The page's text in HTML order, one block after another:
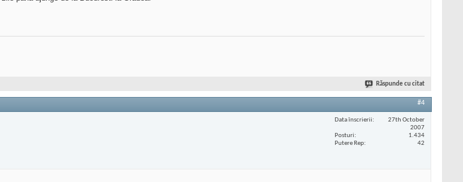
Răspunde cu citat
#4
Data înscrierii
27th October
2007
Posturi
1.434
Putere Rep
42